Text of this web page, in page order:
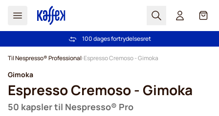
Søg Cart
Fri fragt ved køb over 349 kr.
100 dages fortrydelsesret
Til Nespresso® Professional Espresso Cremoso - Gimoka
Gimoka
Espresso Cremoso - Gimoka
50 kapsler til Nespresso® Pro